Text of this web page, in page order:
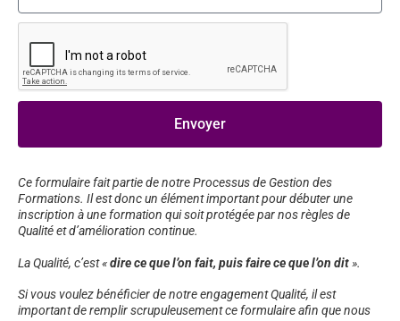
Envoyer
Ce formulaire fait partie de notre Processus de Gestion des
Formations. Il est donc un élément important pour débuter une
inscription à une formation qui soit protégée par nos règles de
Qualité et d’amélioration continue.
La Qualité, c’est «dire ce que l’on fait, puis faire ce que l’on dit».
Si vous voulez bénéficier de notre engagement Qualité, il est
important de remplir scrupuleusement ce formulaire afin que nous